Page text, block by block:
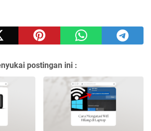
postingan ini :